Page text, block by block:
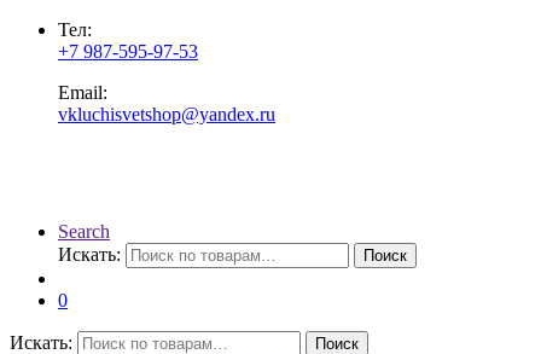
Тел:
+7 987-595-97-53
Email:
vkluchisvetshop@yandex.ru
Search
Искать:
Поиск
0
Искать: Поиск